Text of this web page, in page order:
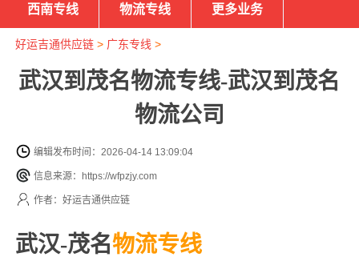
西南专线 物流专线 更多业务
好运吉通供应链> 广东专线 >
武汉到茂名物流专线-武汉到茂名
物流公司
编辑发布时间：2026-04-14 13:09:04
信息来源：https://wfpzjy.com
作者：好运吉通供应链
武汉-茂名物流专线